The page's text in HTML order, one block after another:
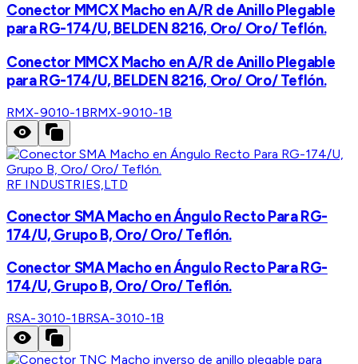
Conector MMCX Macho en A/R de Anillo Plegable
para RG-174/U, BELDEN 8216, Oro/ Oro/ Teflón.
Conector MMCX Macho en A/R de Anillo Plegable
para RG-174/U, BELDEN 8216, Oro/ Oro/ Teflón.
RMX-9010-1BRMX-9010-1B
RF INDUSTRIES,LTD
Conector SMA Macho en Ángulo Recto Para RG-
174/U, Grupo B, Oro/ Oro/ Teflón.
Conector SMA Macho en Ángulo Recto Para RG-
174/U, Grupo B, Oro/ Oro/ Teflón.
RSA-3010-1BRSA-3010-1B